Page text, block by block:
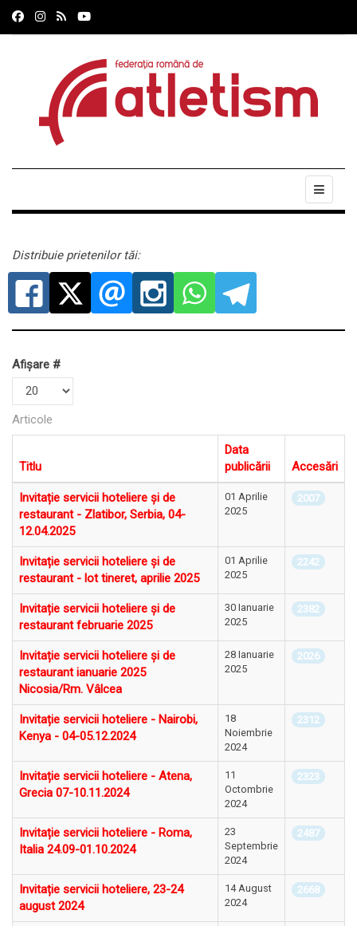
Distribuie prietenilor tăi:
Afișare #
Articole
Titlu
Data
publicării
Accesări
Invitație servicii hoteliere și de
restaurant - Zlatibor, Serbia, 04-
12.04.2025
01 Aprilie
2025
2007
Invitație servicii hoteliere și de
restaurant - lot tineret, aprilie 2025
01 Aprilie
2025
2242
Invitație servicii hoteliere și de
restaurant februarie 2025
30 Ianuarie
2025
2382
Invitație servicii hoteliere și de
restaurant ianuarie 2025
Nicosia/Rm. Vâlcea
28 Ianuarie
2025
2026
Invitație servicii hoteliere - Nairobi,
Kenya - 04-05.12.2024
18
Noiembrie
2024
2312
Invitație servicii hoteliere - Atena,
Grecia 07-10.11.2024
11
Octombrie
2024
2323
Invitație servicii hoteliere - Roma,
Italia 24.09-01.10.2024
23
Septembrie
2024
2487
Invitație servicii hoteliere, 23-24
august 2024
14 August
2024
2668